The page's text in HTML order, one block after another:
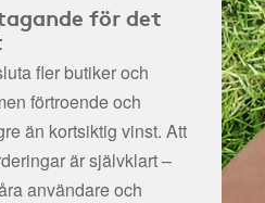
för det
fler butiker och
förtroende och
än kortsiktig vinst. Att
är självklart –
användare och